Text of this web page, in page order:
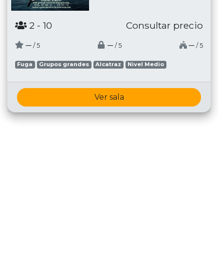
2 - 10 Consultar precio
─ / 5 ─ / 5 ─ / 5
Fuga Grupos grandes Alcatraz Nivel Medio
Ver sala